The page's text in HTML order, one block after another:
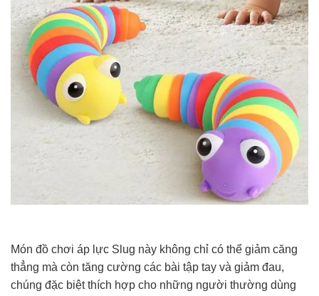
Món đồ chơi áp lực Slug này không chỉ có thể giảm căng
thẳng mà còn tăng cường các bài tập tay và giảm đau,
chúng đặc biệt thích hợp cho những người thường dùng